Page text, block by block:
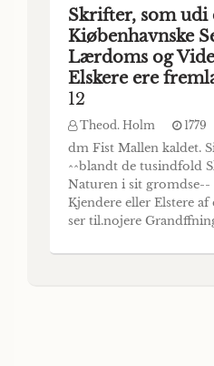
Skrifter, som udi
Kiøbenhavnske
Lærdoms og
Elskere ere
12
Theod. Holm 1779
dm Fist Mallen kaldet.
^^blandt de tusindfold
Naturen i sit gromdse--
Kjendere eller Elstere
ser til.nojere
kan det nred Rette